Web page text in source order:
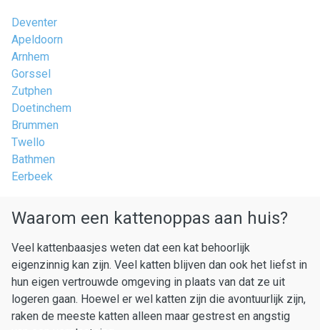
Deventer
Apeldoorn
Arnhem
Gorssel
Zutphen
Doetinchem
Brummen
Twello
Bathmen
Eerbeek
Waarom een kattenoppas aan huis?
Veel kattenbaasjes weten dat een kat behoorlijk
eigenzinnig kan zijn. Veel katten blijven dan ook het liefst in
hun eigen vertrouwde omgeving in plaats van dat ze uit
logeren gaan. Hoewel er wel katten zijn die avontuurlijk zijn,
raken de meeste katten alleen maar gestrest en angstig